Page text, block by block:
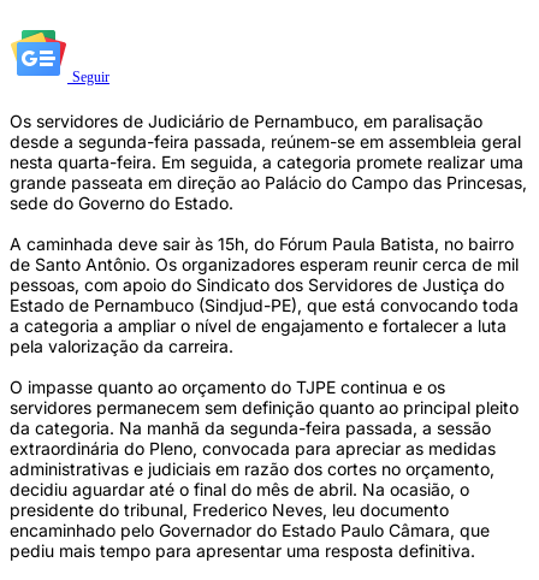
Seguir
Os servidores de Judiciário de Pernambuco, em paralisação
desde a segunda-feira passada, reúnem-se em assembleia geral
nesta quarta-feira. Em seguida, a categoria promete realizar uma
grande passeata em direção ao Palácio do Campo das Princesas,
sede do Governo do Estado.
A caminhada deve sair às 15h, do Fórum Paula Batista, no bairro
de Santo Antônio. Os organizadores esperam reunir cerca de mil
pessoas, com apoio do Sindicato dos Servidores de Justiça do
Estado de Pernambuco (Sindjud-PE), que está convocando toda
a categoria a ampliar o nível de engajamento e fortalecer a luta
pela valorização da carreira.
O impasse quanto ao orçamento do TJPE continua e os
servidores permanecem sem definição quanto ao principal pleito
da categoria. Na manhã da segunda-feira passada, a sessão
extraordinária do Pleno, convocada para apreciar as medidas
administrativas e judiciais em razão dos cortes no orçamento,
decidiu aguardar até o final do mês de abril. Na ocasião, o
presidente do tribunal, Frederico Neves, leu documento
encaminhado pelo Governador do Estado Paulo Câmara, que
pediu mais tempo para apresentar uma resposta definitiva.